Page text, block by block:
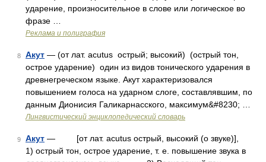
ударение, произносительное в слове или логическое во
фразе …
Реклама и полиграфия
8 Акут — (от лат. acutus острый; высокий) (острый тон,
острое ударение) один из видов тонического ударения в
древнегреческом языке. Акут характеризовался
повышением голоса на ударном слоге, составлявшим, по
данным Дионисия Галикарнасского, максимум&#8230; …
Лингвистический энциклопедический словарь
9 Акут — [от лат. acutus острый, высокий (о звуке)],
1) острый тон, острое ударение, т. е. повышение звука в